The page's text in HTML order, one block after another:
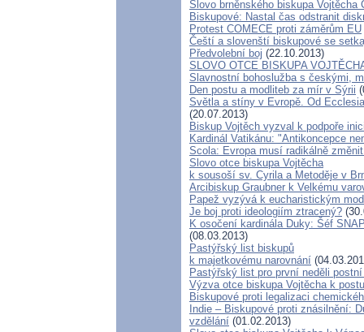
Slovo brněnského biskupa
Biskupové: Nastal čas odstranit
Protest COMECE proti záměrům EU
Čeští a slovenští biskupové se
Předvolební boj (22.10.2013)
SLOVO OTCE BISKUPA
Slavnostní bohoslužba s českými,
Den postu a modliteb za mír v Sýrii
Světla a stíny v Evropě. Od
(20.07.2013)
Biskup Vojtěch vyzval k podpoře
Kardinál Vatikánu: "Antikoncepce
Scola: Evropa musí radikálně
Slovo otce biskupa Vojtěcha
k sousoší sv. Cyrila a Metoděje v
Arcibiskup Graubner k Velkému
Papež vyzývá k eucharistickým
Je boj proti ideologiím ztracený?
K osočení kardinála Duky: Šéf
(08.03.2013)
Pastýřský list biskupů
k majetkovému narovnání
Pastýřský list pro první neděli postní
Výzva otce biskupa Vojtěcha k
Biskupové proti legalizaci
Indie – Biskupové proti znásilnění:
vzdělání (01.02.2013)